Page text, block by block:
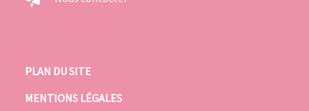
PLAN DU SITE
MENTIONS LÉGALES